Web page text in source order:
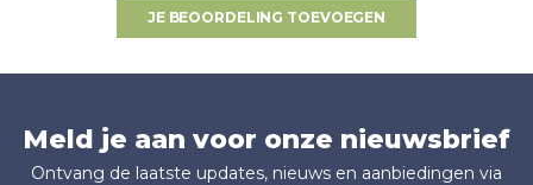
JE BEOORDELING TOEVOEGEN
Meld je aan voor onze nieuwsbrief
Ontvang de laatste updates, nieuws en aanbiedingen via